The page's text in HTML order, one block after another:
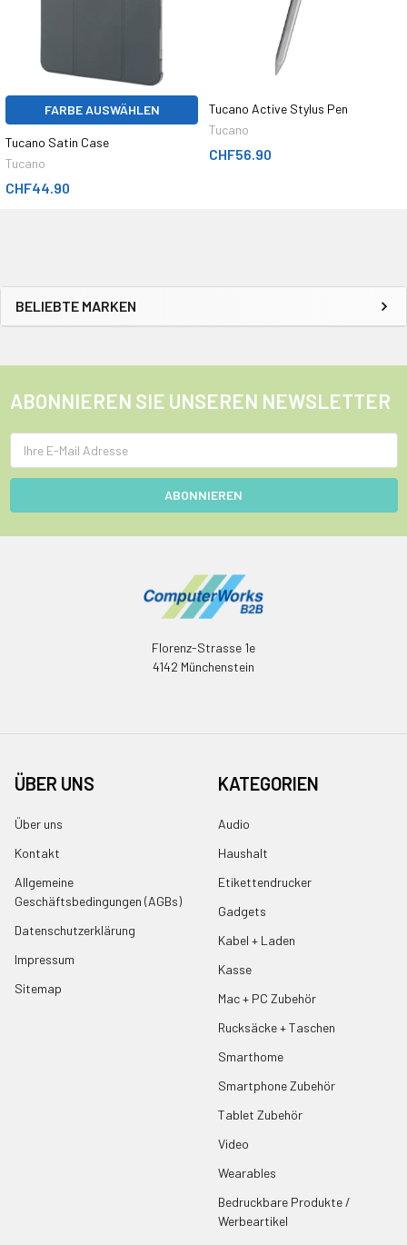
BELIEBTE MARKEN
FARBE AUSWÄHLEN
Tucano Satin Case
Tucano
CHF44.90
Tucano Active Stylus Pen
Tucano
CHF56.90
ABONNIEREN SIE UNSEREN NEWSLETTER
Adresse
Florenz-Strasse 1e
4142 Münchenstein
ÜBER UNS
Über uns
Kontakt
Allgemeine
Geschäftsbedingungen (AGBs)
Datenschutzerklärung
Impressum
Sitemap
KATEGORIEN
Audio
Haushalt
Etikettendrucker
Gadgets
Kabel + Laden
Kasse
Mac + PC Zubehör
Rucksäcke + Taschen
Smarthome
Smartphone Zubehör
Tablet Zubehör
Video
Wearables
Bedruckbare Produkte /
Werbeartikel